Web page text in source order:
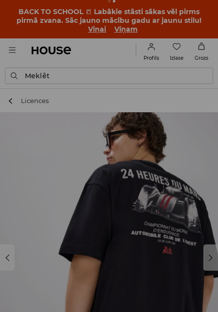
BACK TO SCHOOL 📒 Labākie stāsti sākas vēl pirms
pirmā zvana. Sāc jauno mācību gadu ar jaunu stilu!
Viņai
Viņam
Profils Izlase Grozs
Meklēt
Licences